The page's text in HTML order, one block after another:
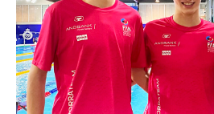
C/ Narciso Yepes s/n AD300 Ordino